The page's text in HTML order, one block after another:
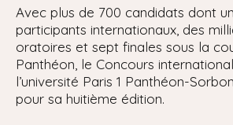
Avec plus de 700 candidats dont
participants internationaux, des
oratoires et sept finales sous la
Panthéon, le Concours
l’université Paris 1 Panthéon-
pour sa huitième édition.